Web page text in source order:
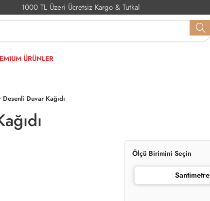
1000 TL Üzeri Ücretsiz Kargo & Tutkal
ÜRÜNLER
Duvar Kağıdı
Ölçü Birimini Seçin
Santimetre